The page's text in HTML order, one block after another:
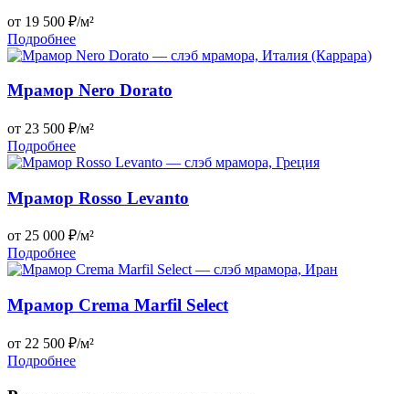
от 19 500 ₽/м²
Подробнее
Мрамор Nero Dorato
от 23 500 ₽/м²
Подробнее
Мрамор Rosso Levanto
от 25 000 ₽/м²
Подробнее
Мрамор Crema Marfil Select
от 22 500 ₽/м²
Подробнее